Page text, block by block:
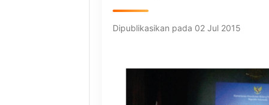
Dipublikasikan pada 02 Jul 2015